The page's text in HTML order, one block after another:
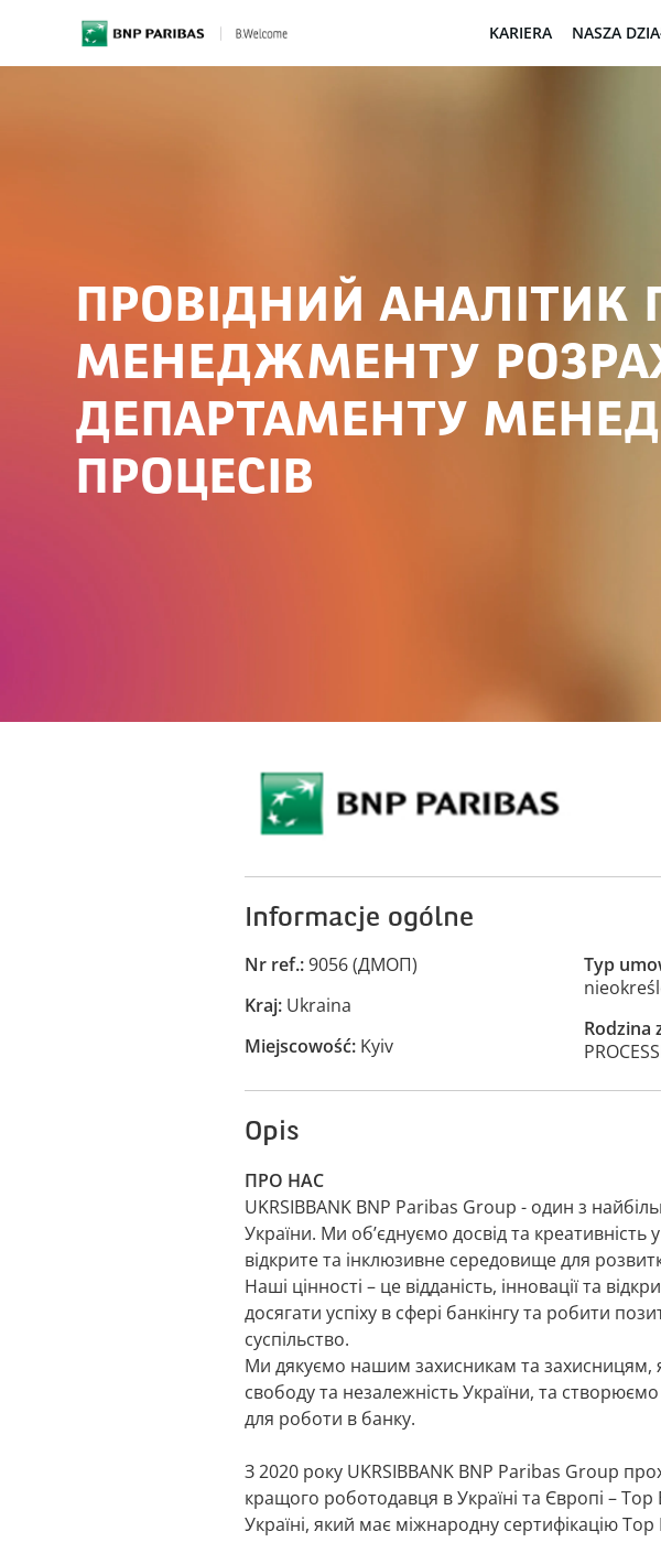
BNP Paribas KARIERA NASZA
ПРОВІДНИЙ АНАЛІТИК
МЕНЕДЖМЕНТУ
ДЕПАРТАМЕНТУ
ПРОЦЕСІВ
Informacje ogólne
Nr ref.9056 (ДМОП)
Kraj Ukraina
Miejscowość Kyiv
Typ
Rodzina
Opis
ПРО НАС
UKRSIBBANK BNP Paribas Group - один з
України. Ми об’єднуємо досвід та
відкрите та інклюзивне середовище для
Наші цінності – це відданість, інновації та
досягати успіху в сфері банкінгу та робити
суспільство.
Ми дякуємо нашим захисникам та захисницям,
свободу та незалежність України, та
для роботи в банку.
З 2020 року UKRSIBBANK BNP Paribas Group
кращого роботодавця в Україні та Європі –
Україні, який має міжнародну сертифікацію